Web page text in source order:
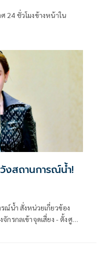
24 ชั่วโมงข้างหน้าใน
งสถานการณ์น้ำ!
ณ์น้ำ สั่งหน่วยเกี่ยวข้อง
รกลเข้าจุดเสี่ยง - ตั้งศูนย์